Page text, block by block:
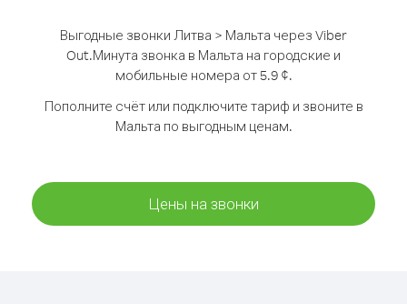
Выгодные звонки Литва > Мальта через Viber
Out.Минута звонка в Мальта на городские и
мобильные номера от 5.9 ¢.
Пополните счёт или подключите тариф и звоните в
Мальта по выгодным ценам.
Цены на звонки